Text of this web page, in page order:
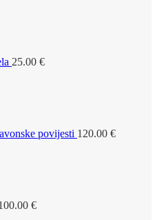
25.00 €
povijesti 120.00 €
€